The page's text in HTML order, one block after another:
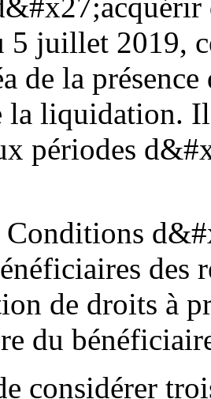
5 juillet 2019,
de la
la liquidation.
périodes
Conditions
des
de droits à
du
considérer